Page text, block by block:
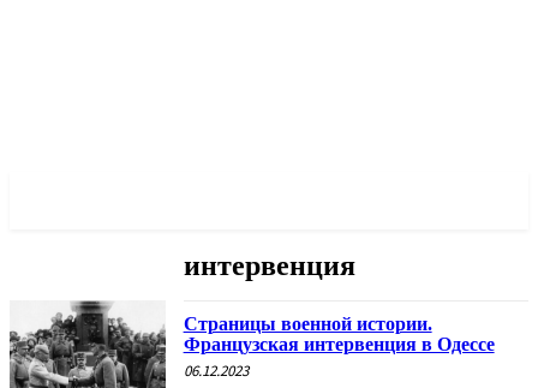
интервенция
Страницы военной истории.
Французская интервенция в Одессе
06.12.2023